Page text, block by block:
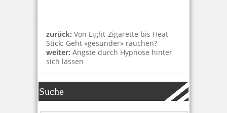
zurück: Von Light-Zigarette bis Heat
Stick: Geht «gesünder» rauchen?
weiter: Ängste durch Hypnose hinter
sich lassen
Suche